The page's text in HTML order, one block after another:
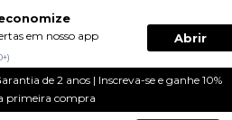
em nosso app Abrir
de 2 anos | Inscreva-se e ganhe 10%
primeira compra